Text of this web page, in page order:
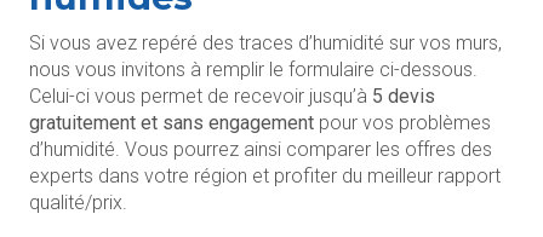
Si vous avez repéré des traces d’humidité sur vos murs,
nous vous invitons à remplir le formulaire ci-dessous.
Celui-ci vous permet de recevoir jusqu’à 5 devis
gratuitement et sans engagement pour vos problèmes
d’humidité. Vous pourrez ainsi comparer les offres des
experts dans votre région et profiter du meilleur rapport
qualité/prix.